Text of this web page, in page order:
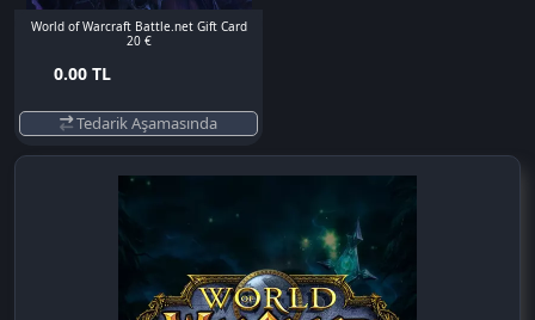
World of Warcraft Battle.net Gift Card
20 €
0.00 TL
Tedarik Aşamasında